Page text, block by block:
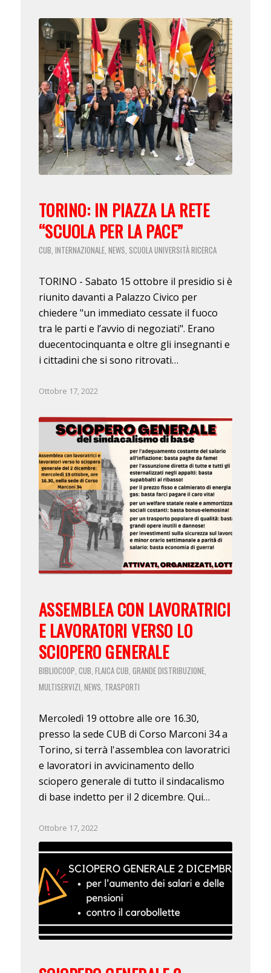
TORINO: IN PIAZZA LA RETE
“SCUOLA PER LA PACE”
CUB, INTERNAZIONALE, NEWS, SCUOLA UNIVERSITÀ RICERCA
TORINO - Sabato 15 ottobre il presidio si è
riunito davanti a Palazzo Civico per
chiedere "un immediato cessate il fuoco
tra le parti e l’avvio di negoziati". Erano
duecentocinquanta e oltre gli insegnanti e
i cittadini che si sono ritrovati…
Ottobre 17, 2022
ASSEMBLEA CON LAVORATRICI
E LAVORATORI VERSO LO
SCIOPERO GENERALE
BIBLIOCOOP CUB FLAICA CUB GRANDE DISTRIBUZIONE,
MULTISERVIZI NEWS TRASPORTI
Mercoledì 19 ottobre alle ore 16.30,
presso la sede CUB di Corso Marconi 34 a
Torino, si terrà l'assemblea con lavoratrici
e lavoratori in avvicinamento dello
sciopero generale di tutto il sindacalismo
di base indetto per il 2 dicembre. Qui…
Ottobre 17, 2022